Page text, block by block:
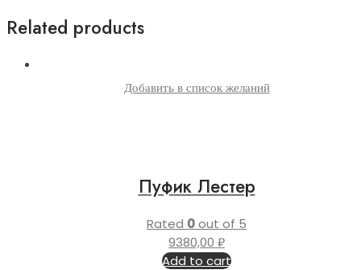
Related products
Добавить в список желаний
Пуфик Лестер
Rated 0out of 5
9380,00 ₽
Add to cart